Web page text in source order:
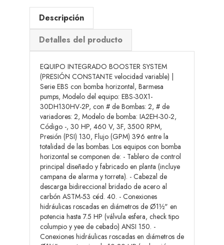
Descripción
Detalles del producto
EQUIPO INTEGRADO BOOSTER SYSTEM
(PRESIÓN CONSTANTE velocidad variable) |
Serie EBS con bomba horizontal, Barmesa
pumps, Modelo del equipo: EBS-30X1-
30DH130HV-2P, con # de Bombas: 2, # de
variadores: 2, Modelo de bomba: IA2EH-30-2,
Código -, 30 HP, 460 V, 3F, 3500 RPM,
Presión (PSI) 130, Flujo (GPM) 396 entre la
totalidad de las bombas. Los equipos con bomba
horizontal se componen de: - Tablero de control
principal diseñado y fabricado en planta (incluye
campana de alarma y torreta). - Cabezal de
descarga bidireccional bridado de acero al
carbón ASTM-53 céd. 40. - Conexiones
hidráulicas roscadas en diámetros de Ø1½" en
potencia hasta 7.5 HP (válvula esfera, check tipo
columpio y yee de cebado) ANSI 150. -
Conexiones hidráulicas roscadas en diámetros de